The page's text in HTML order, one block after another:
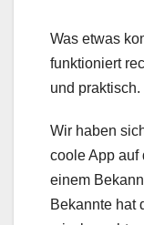
Was etwas
funktioniert
und praktisch.
Wir haben
coole App auf
einem
Bekannte hat